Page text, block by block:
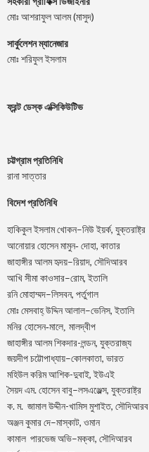
মোঃ আশরাফুল আলম (মাসুদ)
সার্কুলেশন ম্যানেজার
মোঃ শরিফুল ইসলাম
ফ্রন্ট ডেস্ক এক্সিকিউটিভ
চট্টগ্রাম প্রতিনিধি
রানা সাত্তার
বিদেশ প্রতিনিধি
হাকিকুল ইসলাম খোকন–নিউ ইয়র্ক, যুক্তরাষ্ট্র
আনোয়ার হোসেন মামুন- দোহা, কাতার
জাহাঙ্গীর আলম হৃদয়–রিয়াদ, সৌদিআরব
আখি সীমা কাওসার–রোম,ইতালি
রনি মোহাম্মদ–লিসবন, পর্তুগাল
মোঃ মেসবাহ্ উদ্দিন আলাল–ভেনিস,ইতালি
মনির হোসেন-মালে, মালদ্বীপ
জাহাঙ্গীর আলম শিকদার-লন্ডন, যুক্তরাজ্য
জয়দীপ চট্টোপাধ্যায়–কোলকাতা, ভারত
মহিউল করিম আশিক-দুবাই, ইউএই
সৈয়দ এম. হোসেন বাবু–লসএঞ্জেল্স, যুক্তরাষ্ট্র
ক. ম. জামাল উদ্দীন-খামিস মুশাইত, সৌদিআরব
অঞ্জন কুমার দে–মাস্কাট, ওমান
কামাল পারভেজ অভি–মক্কা, সৌদিআরব